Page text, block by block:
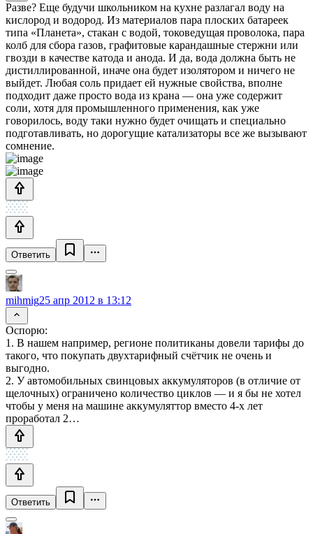
Разве? Еще будучи школьником на кухне разлагал воду на
кислород и водород. Из материалов пара плоских батареек
типа «Планета», стакан с водой, токоведущая проволока, пара
колб для сбора газов, графитовые карандашные стержни или
гвозди в качестве катода и анода. И да, вода должна быть не
дистиллированной, иначе она будет изолятором и ничего не
выйдет. Любая соль придает ей нужные свойства, вполне
подходит даже просто вода из крана — она уже содержит
соли, хотя для промышленного применения, как уже
говорилось, воду таки нужно будет очищать и специально
подготавливать, но дорогущие катализаторы все же вызывают
сомнение.
Ответить
mihmig25 апр 2012 в 13:12
Оспорю:
1. В нашем например, регионе политиканы довели тарифы до
такого, что покупать двухтарифный счётчик не очень и
выгодно.
2. У автомобильных свинцовых аккумуляторов (в отличие от
щелочных) ограничено количество циклов — и я бы не хотел
чтобы у меня на машине аккумуляттор вместо 4-х лет
проработал 2…
Ответить